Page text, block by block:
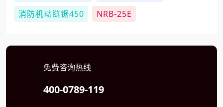
消防机动链锯450
NRB-25E
免费咨询热线
400-0789-119